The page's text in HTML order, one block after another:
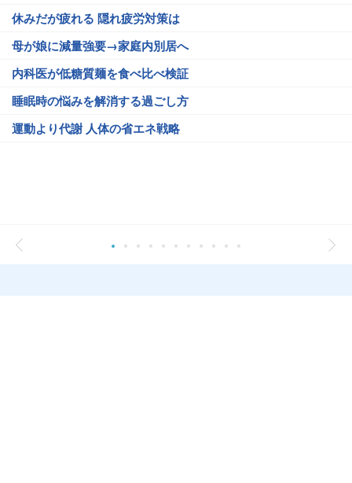
休みだが疲れる 隠れ疲労対策は
母が娘に減量強要→家庭内別居へ
内科医が低糖質麺を食べ比べ検証
睡眠時の悩みを解消する過ごし方
運動より代謝 人体の省エネ戦略